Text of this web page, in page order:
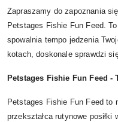
Zapraszamy do zapoznania
Petstages Fishie Fun Feed.
spowalnia tempo jedzenia
kotach, doskonale sprawdzi
Petstages Fishie Fun Feed
Petstages Fishie Fun Feed to
przekształca rutynowe